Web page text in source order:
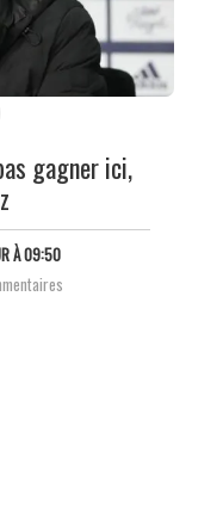
gagner ici,
À 09:50